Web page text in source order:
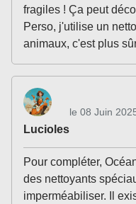
fragiles ! Ça peut
Perso, j'utilise un
animaux, c'est plus
Lucioles
le 08 Juin
Pour compléter,
des nettoyants
imperméabiliser. Il